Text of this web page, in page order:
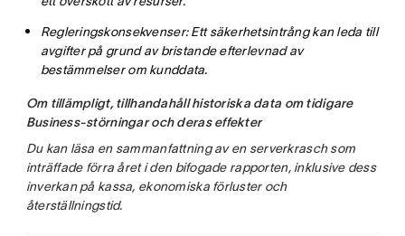
Regleringskonsekvenser: Ett säkerhetsintrång kan leda till
avgifter på grund av bristande efterlevnad av
bestämmelser om kunddata.
Om tillämpligt, tillhandahåll historiska data om tidigare
Business-störningar och deras effekter
Du kan läsa en sammanfattning av en serverkrasch som
inträffade förra året i den bifogade rapporten, inklusive dess
inverkan på kassa, ekonomiska förluster och
återställningstid.